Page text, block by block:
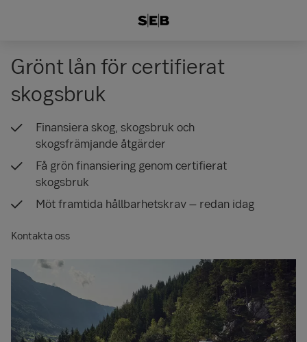
Grönt lån för certifierat
skogsbruk
Finansiera skog, skogsbruk och
skogsfrämjande åtgärder
Få grön finansiering genom certifierat
skogsbruk
Möt framtida hållbarhetskrav – redan idag
Kontakta oss